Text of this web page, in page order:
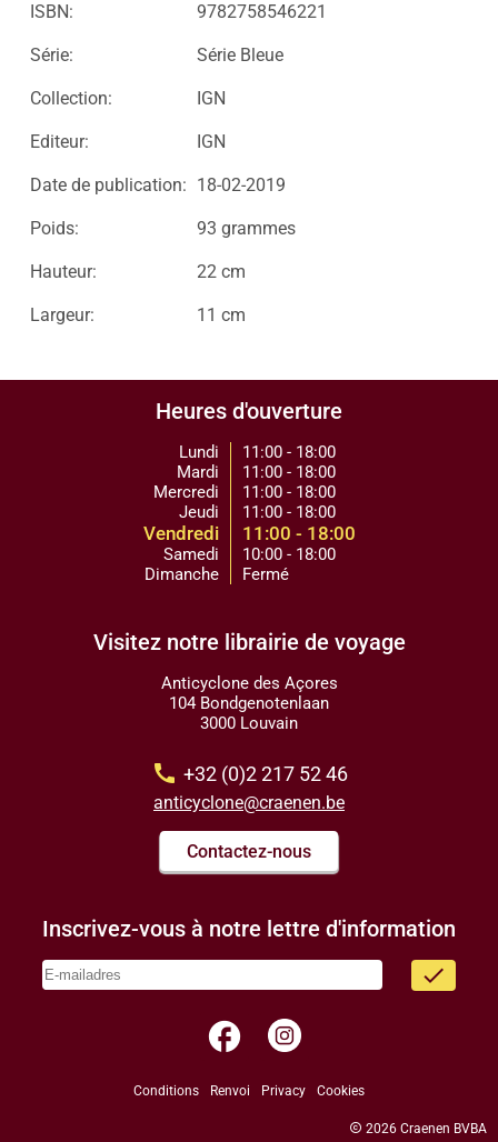
ISBN: 9782758546221
Série: Série Bleue
Collection: IGN
Editeur: IGN
Date de publication: 18-02-2019
Poids: 93 grammes
Hauteur: 22 cm
Largeur: 11 cm
Heures d'ouverture
Lundi
Mardi
Mercredi
Jeudi
Vendredi
Samedi
Dimanche
11:00 - 18:00
11:00 - 18:00
11:00 - 18:00
11:00 - 18:00
11:00 - 18:00
10:00 - 18:00
Fermé
Visitez notre librairie de voyage
Anticyclone des Açores
104 Bondgenotenlaan
3000 Louvain
call +32 (0)2 217 52 46
anticyclone@craenen.be
Contactez-nous
Inscrivez-vous à notre lettre d'information
done
facebook
Conditions Renvoi Privacy Cookies
copyright 2026 Craenen BVBA